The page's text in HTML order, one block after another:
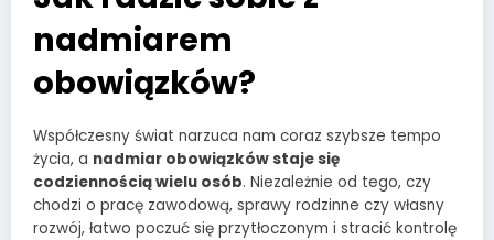
nadmiarem
obowiązków?
Współczesny świat narzuca nam coraz szybsze tempo
życia, a nadmiar obowiązków staje się
codziennością wielu osób. Niezależnie od tego, czy
chodzi o pracę zawodową, sprawy rodzinne czy własny
rozwój, łatwo poczuć się przytłoczonym i stracić kontrolę